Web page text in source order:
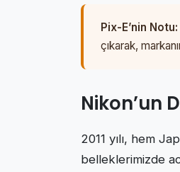
Pix-E’nin Notu:
çıkarak,
Nikon’un
2011 yılı, hem
belleklerimizde